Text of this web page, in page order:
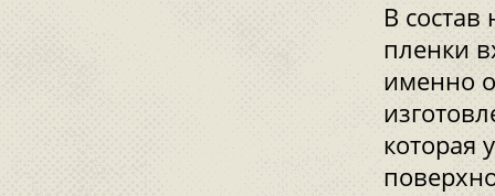
В
пленки
именно
которая